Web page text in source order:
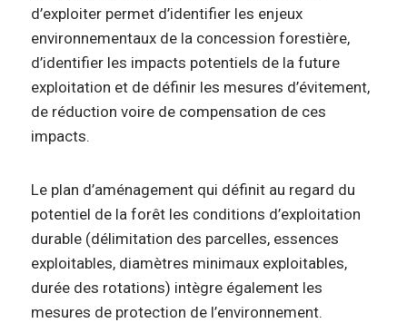
d’exploiter permet d’identifier les enjeux
environnementaux de la concession forestière,
d’identifier les impacts potentiels de la future
exploitation et de définir les mesures d’évitement,
de réduction voire de compensation de ces
impacts.
Le plan d’aménagement qui définit au regard du
potentiel de la forêt les conditions d’exploitation
durable (délimitation des parcelles, essences
exploitables, diamètres minimaux exploitables,
durée des rotations) intègre également les
mesures de protection de l’environnement.